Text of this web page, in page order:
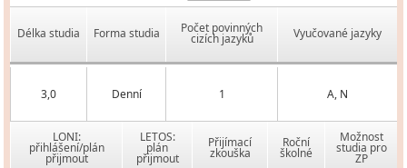
Délka studia Forma studia Počet povinných
cizích jazyků Vyučované jazyky
3,0 Denní 1 A, N
LONI:
přihlášení/plán
přijmout
LETOS:
plán
přijmout
Přijímací
zkouška
Roční
školné
Možnost
studia pro
ZP